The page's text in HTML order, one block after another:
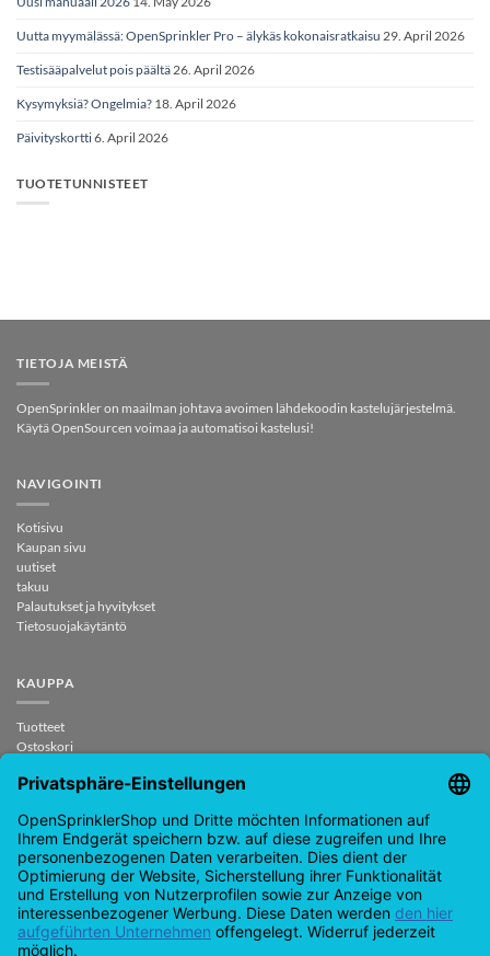
Uutta myymälässä: OpenSprinkler Pro – älykäs kokonaisratkaisu 29. April 2026
Testisääpalvelut pois päältä 26. April 2026
Kysymyksiä? Ongelmia? 18. April 2026
Päivityskortti6. April 2026
TUOTETUNNISTEET
TIETOJA MEISTÄ
OpenSprinkler on maailman johtava avoimen lähdekoodin kastelujärjestelmä.
Käytä OpenSourcen voimaa ja automatisoi kastelusi!
NAVIGOINTI
Kotisivu
Kaupan sivu
uutiset
takuu
Palautukset ja hyvitykset
Tietosuojakäytäntö
KAUPPA
Tuotteet
Ostoskori
Minun tilini
OTA YHTEYTTÄ
support@opensprinklershop.de
07254-4045434
Yhteydenottosivu